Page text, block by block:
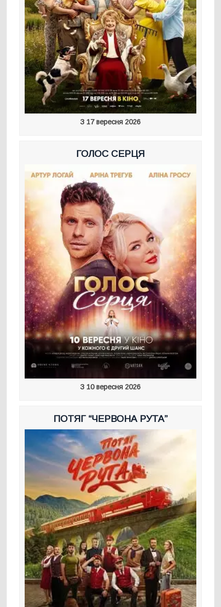
З 17 вересня 2026
ГОЛОС СЕРЦЯ
З 10 вересня 2026
ПОТЯГ “ЧЕРВОНА РУТА”